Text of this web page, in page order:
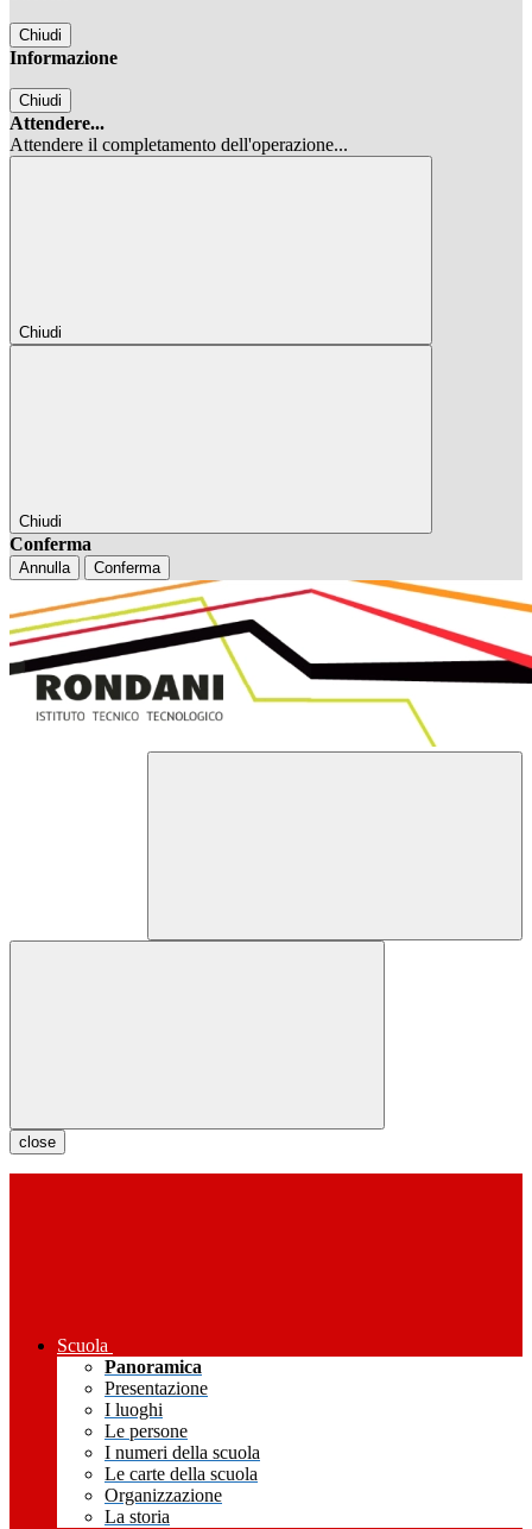
Chiudi
Informazione
Chiudi
Attendere...
Attendere il completamento dell'operazione...
Chiudi
Chiudi
Conferma
Annulla Conferma
close
Scuola
Panoramica
Presentazione
I luoghi
Le persone
I numeri della scuola
Le carte della scuola
Organizzazione
La storia